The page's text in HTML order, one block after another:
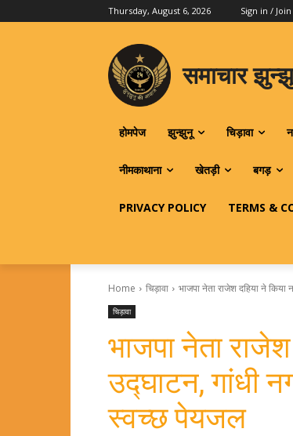
Thursday, August 6, 2026 Sign in / Join
समाचार
होमपेज झुन्झुनू चिड़ावा
नीमकाथाना खेतड़ी बगड़
PRIVACY POLICY TERMS &
Home चिड़ावा भाजपा नेता राजेश दहिया ने किया
चिड़ावा
भाजपा नेता
उद्घाटन, गांधी
स्वच्छ पेयजल